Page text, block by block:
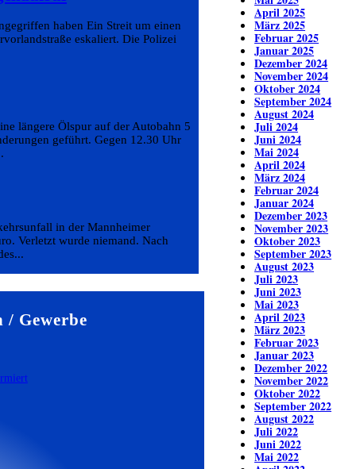
haben Ein Streit um einen
eskaliert. Die Polizei
längere Ölspur auf der Autobahn 5
geführt. Gegen 12.30 Uhr
in der Mannheimer
Verletzt wurde niemand. Nach
/ Gewerbe
April 2025
März 2025
Februar 2025
Januar 2025
Dezember 2024
November 2024
Oktober 2024
September 2024
August 2024
Juli 2024
Juni 2024
Mai 2024
April 2024
März 2024
Februar 2024
Januar 2024
Dezember 2023
November 2023
Oktober 2023
September 2023
August 2023
Juli 2023
Juni 2023
Mai 2023
April 2023
März 2023
Februar 2023
Januar 2023
Dezember 2022
November 2022
Oktober 2022
September 2022
August 2022
Juli 2022
Juni 2022
Mai 2022